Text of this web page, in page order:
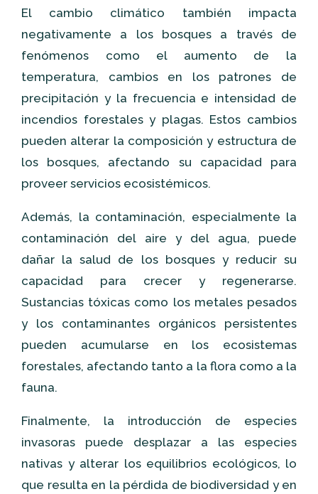
El cambio climático también impacta
negativamente a los bosques a través de
fenómenos como el aumento de la
temperatura, cambios en los patrones de
precipitación y la frecuencia e intensidad de
incendios forestales y plagas. Estos cambios
pueden alterar la composición y estructura de
los bosques, afectando su capacidad para
proveer servicios ecosistémicos.
Además, la contaminación, especialmente la
contaminación del aire y del agua, puede
dañar la salud de los bosques y reducir su
capacidad para crecer y regenerarse.
Sustancias tóxicas como los metales pesados
y los contaminantes orgánicos persistentes
pueden acumularse en los ecosistemas
forestales, afectando tanto a la flora como a la
fauna.
Finalmente, la introducción de especies
invasoras puede desplazar a las especies
nativas y alterar los equilibrios ecológicos, lo
que resulta en la pérdida de biodiversidad y en